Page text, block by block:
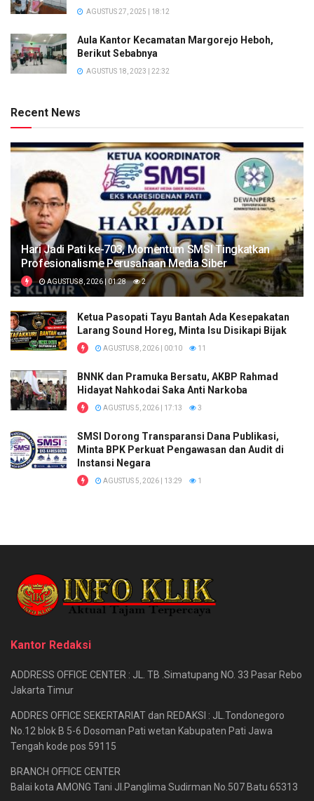
AGUSTUS 27, 2025 | 18:12
Aula Kantor Kecamatan Margorejo Heboh,
Berikut Sebabnya
AGUSTUS 18, 2023 | 22:32
Recent News
Hari Jadi Pati ke-703, Momentum SMSI Tingkatkan
Profesionalisme Perusahaan Media Siber
AGUSTUS 8, 2026 | 01:28 2
Ketua Pasopati Tayu Bantah Ada Kesepakatan
Larang Sound Horeg, Minta Isu Disikapi Bijak
AGUSTUS 8, 2026 | 00:10 11
BNNK dan Pramuka Bersatu, AKBP Rahmad
Hidayat Nahkodai Saka Anti Narkoba
AGUSTUS 5, 2026 | 17:13 3
SMSI Dorong Transparansi Dana Publikasi,
Minta BPK Perkuat Pengawasan dan Audit di
Instansi Negara
AGUSTUS 5, 2026 | 13:29 1
Kantor Redaksi
ADDRESS OFFICE CENTER : JL. TB .Simatupang NO. 33 Pasar Rebo
Jakarta Timur
ADDRES OFFICE SEKERTARIAT dan REDAKSI : JL.Tondonegoro
No.12 blok B 5-6 Dosoman Pati wetan Kabupaten Pati Jawa
Tengah kode pos 59115
BRANCH OFFICE CENTER
Balai kota AMONG Tani Jl.Panglima Sudirman No.507 Batu 65313